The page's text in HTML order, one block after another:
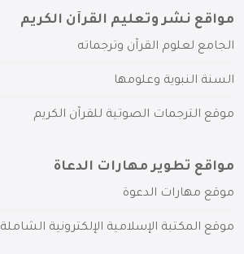
مواقع نشر وتعليم القرآن الكريم
الجامع لعلوم القرآن وترجماته
السنة النبوية وعلومها
موقع الترجمات الصوتية للقرآن الكريم
مواقع تطوير مهارات الدعاة
موقع مهارات الدعوة
موقع المكتبة الإسلامية الإلكترونية الشاملة